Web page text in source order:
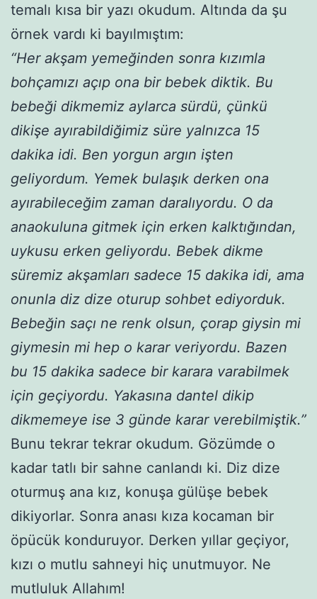
temalı kısa bir yazı okudum. Altında da şu
örnek vardı ki bayılmıştım:
“Her akşam yemeğinden sonra kızımla
bohçamızı açıp ona bir bebek diktik. Bu
bebeği dikmemiz aylarca sürdü, çünkü
dikişe ayırabildiğimiz süre yalnızca 15
dakika idi. Ben yorgun argın işten
geliyordum. Yemek bulaşık derken ona
ayırabileceğim zaman daralıyordu. O da
anaokuluna gitmek için erken kalktığından,
uykusu erken geliyordu. Bebek dikme
süremiz akşamları sadece 15 dakika idi, ama
onunla diz dize oturup sohbet ediyorduk.
Bebeğin saçı ne renk olsun, çorap giysin mi
giymesin mi hep o karar veriyordu. Bazen
bu 15 dakika sadece bir karara varabilmek
için geçiyordu. Yakasına dantel dikip
dikmemeye ise 3 günde karar verebilmiştik.”
Bunu tekrar tekrar okudum. Gözümde o
kadar tatlı bir sahne canlandı ki. Diz dize
oturmuş ana kız, konuşa gülüşe bebek
dikiyorlar. Sonra anası kıza kocaman bir
öpücük konduruyor. Derken yıllar geçiyor,
kızı o mutlu sahneyi hiç unutmuyor. Ne
mutluluk Allahım!